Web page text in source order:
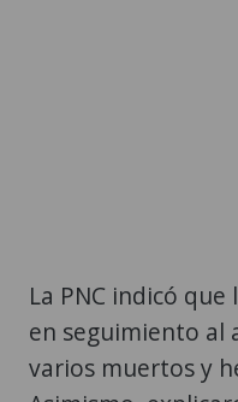
La PNC indicó
en seguimiento al
varios muertos y